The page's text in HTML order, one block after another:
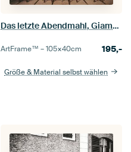
Das letzte Abendmahl, Giampietrino, Giovanni Antonio Boltraffio
ArtFrame™ –105×40cm 195,-
Größe & Material selbst wählen